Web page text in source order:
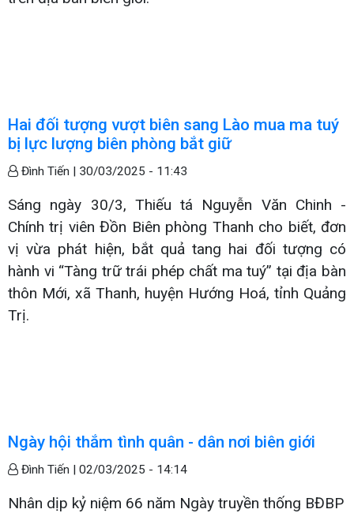
Hai đối tượng vượt biên sang Lào mua ma tuý
bị lực lượng biên phòng bắt giữ
Đình Tiến | 30/03/2025 - 11:43
Sáng ngày 30/3, Thiếu tá Nguyễn Văn Chinh -
Chính trị viên Đồn Biên phòng Thanh cho biết, đơn
vị vừa phát hiện, bắt quả tang hai đối tượng có
hành vi “Tàng trữ trái phép chất ma tuý” tại địa bàn
thôn Mới, xã Thanh, huyện Hướng Hoá, tỉnh Quảng
Trị.
Ngày hội thắm tình quân - dân nơi biên giới
Đình Tiến | 02/03/2025 - 14:14
Nhân dịp kỷ niệm 66 năm Ngày truyền thống BĐBP